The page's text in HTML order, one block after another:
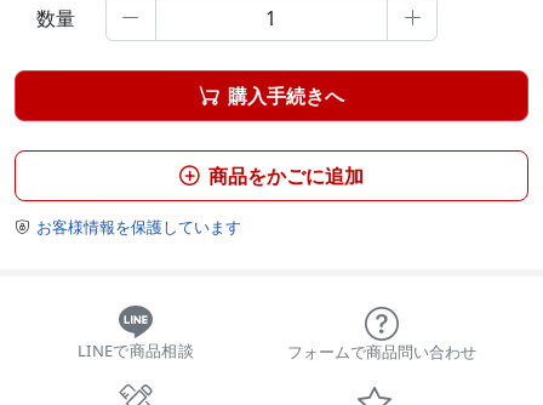
数量  
 購入手続きへ
 商品をかごに追加
 お客様情報を保護しています
LINEで商品相談 フォームで商品問い合わせ